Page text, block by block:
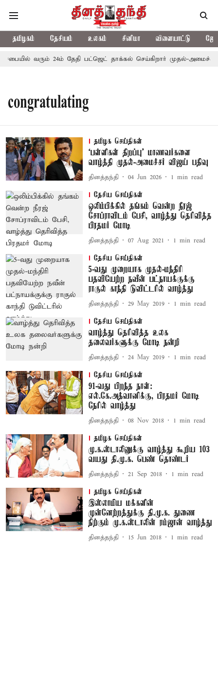
தமிழகம் தேசியம் உலகம் சினிமா விளையாட்டு
வரும் 24ம் தேதி பட்ஜெட் தாக்கல் செய்கிறார் முதல்-அமைச்சர்
congratulating
தமிழக செய்திகள்
‘பள்ளிகள் திறப்பு’ மாணவர்களை
வாழ்த்தி முதல்-அமைச்சர் விஜய் பதிவு
தினத்தந்தி 04 Jun 2026 1 min read
தேசிய செய்திகள்
ஒலிம்பிக்கில் தங்கம் வென்ற நீரஜ்
சோப்ராவிடம் பேசி, வாழ்த்து தெரிவித்த
பிரதமர் மோடி
தினத்தந்தி 07 Aug 2021 1 min read
தேசிய செய்திகள்
5-வது முறையாக முதல்-மந்திரி
பதவியேற்ற நவீன் பட்நாயக்குக்கு
ராகுல் காந்தி டுவிட்டரில் வாழ்த்து
தினத்தந்தி 29 May 2019 1 min read
தேசிய செய்திகள்
வாழ்த்து தெரிவித்த உலக
தலைவர்களுக்கு மோடி நன்றி
தினத்தந்தி 24 May 2019 1 min read
தேசிய செய்திகள்
91-வது பிறந்த நாள்:
எல்.கே.அத்வானிக்கு, பிரதமர் மோடி
நேரில் வாழ்த்து
தினத்தந்தி 08 Nov 2018 1 min read
தமிழக செய்திகள்
மு.க.ஸ்டாலினுக்கு வாழ்த்து கூறிய 103
வயது தி.மு.க. பெண் தொண்டர்
தினத்தந்தி 21 Sep 2018 1 min read
தமிழக செய்திகள்
இஸ்லாமிய மக்களின்
முன்னேற்றத்துக்கு தி.மு.க. துணை
நிற்கும் மு.க.ஸ்டாலின் ரம்ஜான் வாழ்த்து
தினத்தந்தி 15 Jun 2018 1 min read